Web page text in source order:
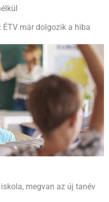
ÉTV már dolgozik a hiba
megvan az új tanév